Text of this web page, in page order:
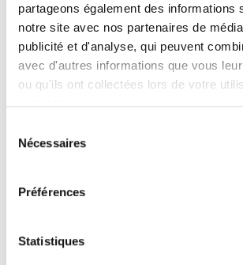
partageons également des informations
notre site avec nos partenaires de
publicité et d'analyse, qui peuvent
avec d'autres informations que vous
ou qu'ils ont collectées lors de votre
Nécessaires
Préférences
Statistiques
Auteurs
S. Lyonnais